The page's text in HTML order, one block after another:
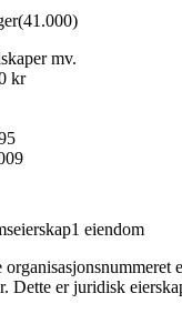
(41.000)
mv.
kr
1 eiendom
Dette er juridisk